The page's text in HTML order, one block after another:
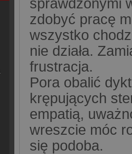
sprawdzonymi
zdobyć pracę
wszystko
nie działa.
frustracja.
Pora obalić
krępujących
empatią,
wreszcie móc
się podoba.